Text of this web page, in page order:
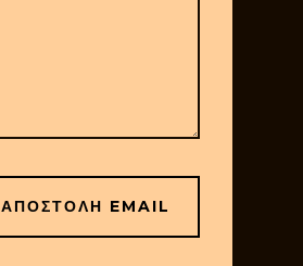
ΑΠΟΣΤΟΛΗ EMAIL